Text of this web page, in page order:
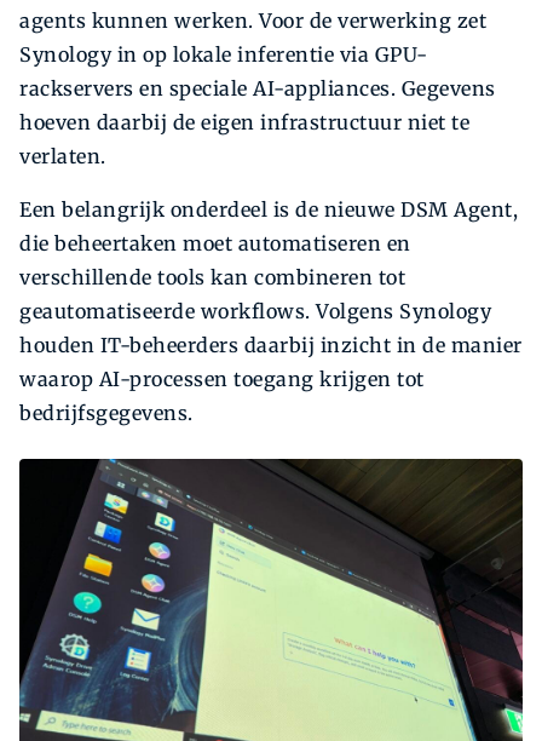
agents kunnen werken. Voor de verwerking zet
Synology in op lokale inferentie via GPU-
rackservers en speciale AI-appliances. Gegevens
hoeven daarbij de eigen infrastructuur niet te
verlaten.
Een belangrijk onderdeel is de nieuwe DSM Agent,
die beheertaken moet automatiseren en
verschillende tools kan combineren tot
geautomatiseerde workflows. Volgens Synology
houden IT-beheerders daarbij inzicht in de manier
waarop AI-processen toegang krijgen tot
bedrijfsgegevens.